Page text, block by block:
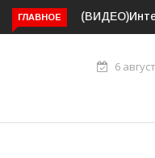
ГЛАВНОЕ
Интервью. Ирина
6